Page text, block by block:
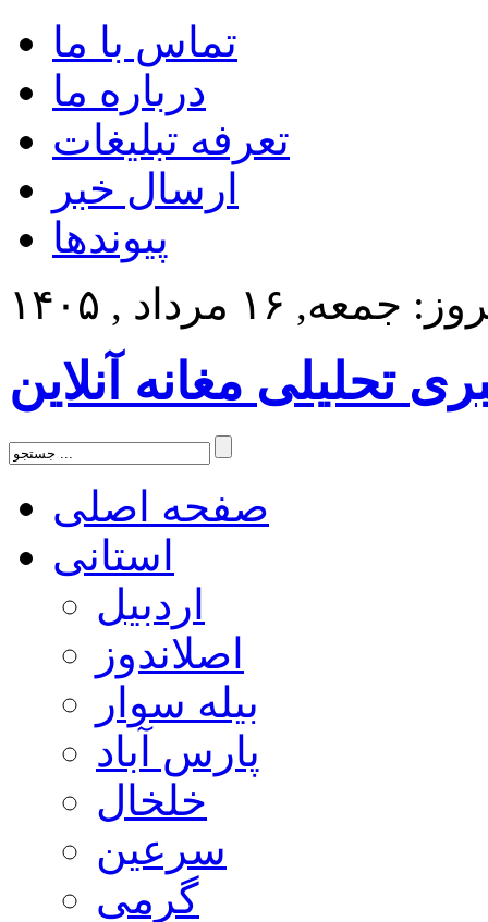
تماس با ما
درباره ما
تعرفه تبلیغات
ارسال خبر
پیوندها
جمعه, ۱۶ مرداد , ۱۴۰۵
تحلیلی مغانه آنلاین
صفحه اصلی
استانی
اردبیل
اصلاندوز
بیله سوار
پارس آباد
خلخال
سرعین
گرمی